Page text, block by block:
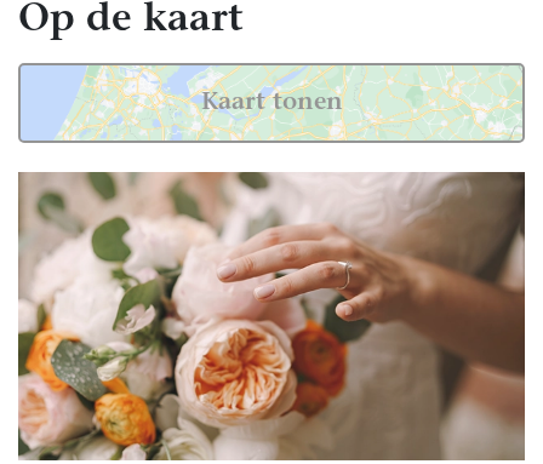
Op de kaart
Kaart tonen